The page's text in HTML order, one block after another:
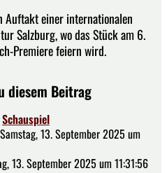
einer internationalen
Salzburg, wo das Stück am 6.
Premiere feiern wird.
diesem Beitrag
Schauspiel
Samstag, 13. September 2025 um
13. September 2025 um 11:31:56